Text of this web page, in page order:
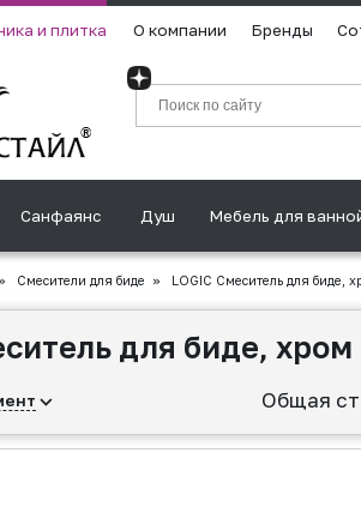
и плитка О компании Бренды
Санфаянс Душ Мебель для
» Смесители для биде » LOGIC Смеситель для биде,
для биде, хром
Общая